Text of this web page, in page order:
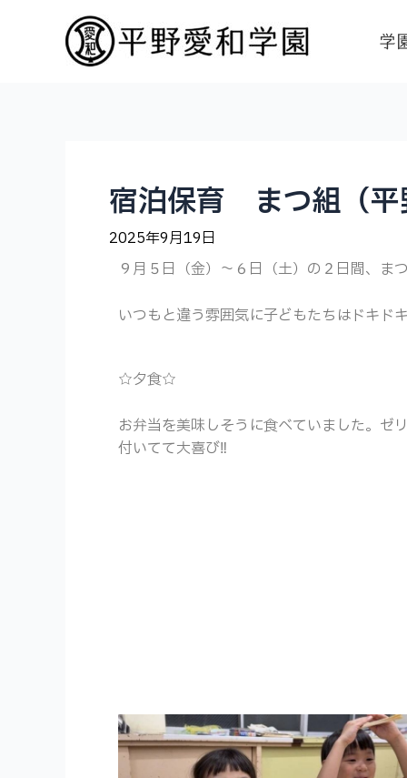
学
宿泊保育 まつ組（平
2025年9月19日
９月５日（金）～６日（土）の２日間、ま
いつもと違う雰囲気に子どもたちはドキド
☆夕食☆
お弁当を美味しそうに食べていました。ゼ
付いてて大喜び‼